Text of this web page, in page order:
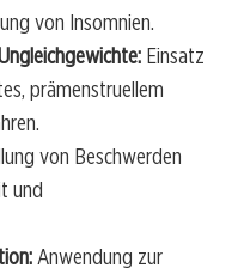
von Insomnien.
Einsatz
prämenstruellem
von Beschwerden
und
Anwendung zur